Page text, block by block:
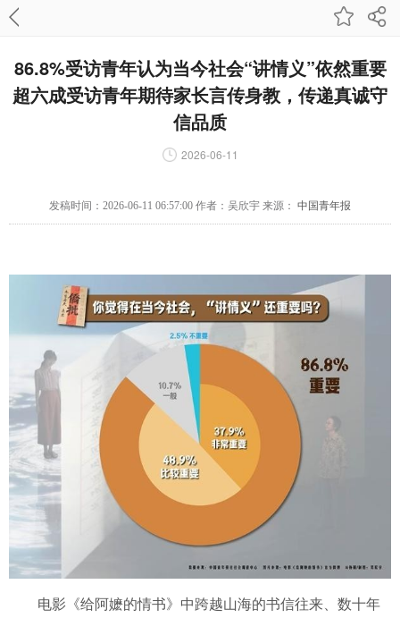
86.8%受访青年认为当今社会“讲情义”依然重要
超六成受访青年期待家长言传身教，传递真诚守
信品质
2026-06-11
发稿时间：2026-06-11 06:57:00 作者：吴欣宇 来源： 中国青年报
电影《给阿嬷的情书》中跨越山海的书信往来、数十年